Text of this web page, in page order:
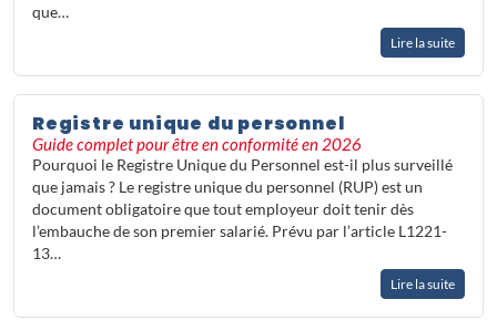
que…
Lire la suite
Registre unique du personnel
Guide complet pour être en conformité en 2026
Pourquoi le Registre Unique du Personnel est-il plus surveillé
que jamais ? Le registre unique du personnel (RUP) est un
document obligatoire que tout employeur doit tenir dès
l’embauche de son premier salarié. Prévu par l’article L1221-
13…
Lire la suite